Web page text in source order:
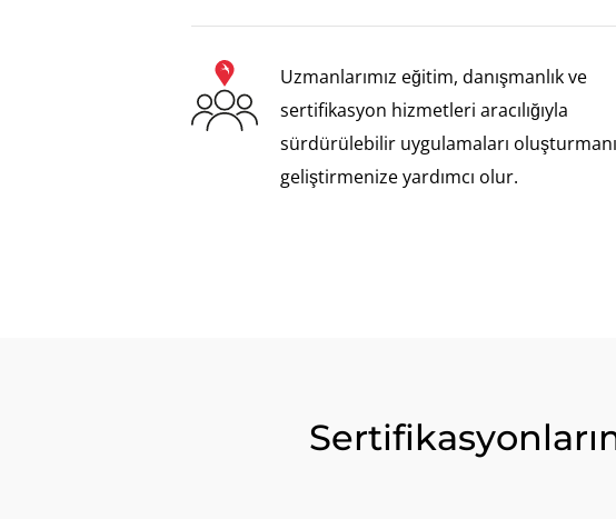
Uzmanlarımız eğitim, danışmanlık ve
sertifikasyon hizmetleri aracılığıyla
sürdürülebilir uygulamaları
geliştirmenize yardımcı olur.